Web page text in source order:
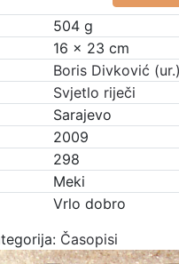
504 g
16 × 23 cm
Boris Divković (ur.)
Svjetlo riječi
Sarajevo
2009
298
Meki
Vrlo dobro
Časopisi